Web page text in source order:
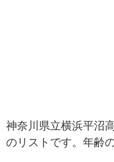
神奈川県立横浜平沼
のリストです。年齢